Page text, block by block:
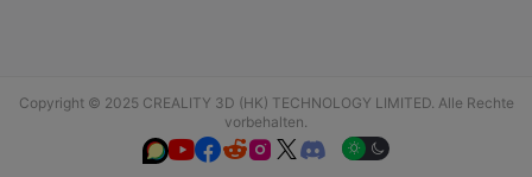
Copyright © 2025 CREALITY 3D (HK) TECHNOLOGY LIMITED. Alle Rechte
vorbehalten.
  